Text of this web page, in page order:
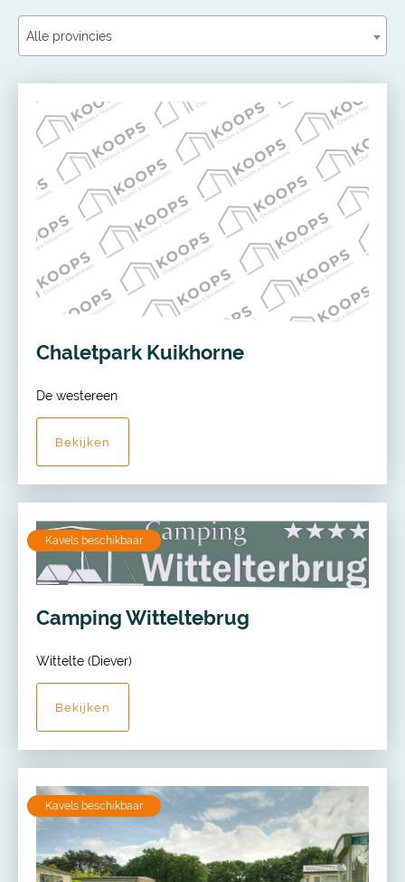
Alle provincies
Chaletpark Kuikhorne
De westereen
Bekijken
Kavels beschikbaar
Camping Witteltebrug
Wittelte (Diever)
Bekijken
Kavels beschikbaar